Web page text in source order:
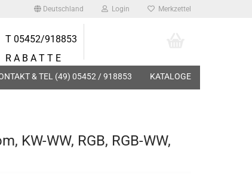
Deutschland Login Merkzettel
T 05452/918853
R A B A T T E
& TEL (49) 05452 / 918853 KATALOGE
KW-WW, RGB, RGB-WW,